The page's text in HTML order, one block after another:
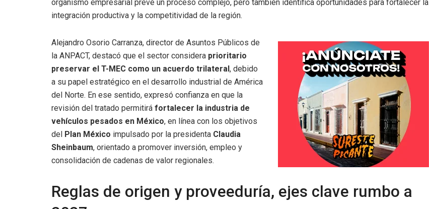
organismo empresarial prevé un proceso complejo, pero también identifica oportunidades para fortalecer la
integración productiva y la competitividad de la región.
Alejandro Osorio Carranza, director de Asuntos Públicos de
la ANPACT, destacó que el sector considera prioritario
preservar el T-MEC como un acuerdo trilateral, debido
a su papel estratégico en el desarrollo industrial de América
del Norte. En ese sentido, expresó confianza en que la
revisión del tratado permitirá fortalecer la industria de
vehículos pesados en México, en línea con los objetivos
del Plan México impulsado por la presidenta Claudia
Sheinbaum, orientado a promover inversión, empleo y
consolidación de cadenas de valor regionales.
Reglas de origen y proveeduría, ejes clave rumbo a